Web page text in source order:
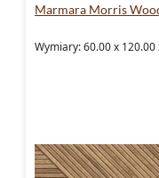
Marmara Morris
Wymiary: 60.00 x 120.00